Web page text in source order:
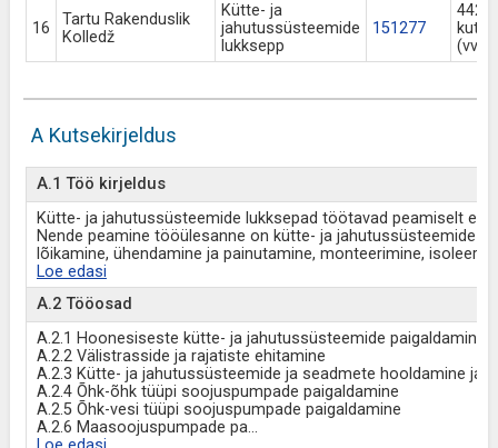
16
Tartu Rakenduslik
Kolledž
Kütte- ja
jahutussüsteemide
lukksepp
151277
442
(vv
A Kutsekirjeldus
A.1 Töö kirjeldus
Kütte- ja jahutussüsteemide lukksepad töötavad peamiselt
Nende peamine tööülesanne on kütte- ja jahutussüsteemide
lõikamine, ühendamine ja painutamine, monteerimine,
Loe edasi
A.2 Tööosad
A.2.1 Hoonesiseste kütte- ja jahutussüsteemide paigaldamine
A.2.2 Välistrasside ja rajatiste ehitamine
A.2.3 Kütte- ja jahutussüsteemide ja seadmete hooldamine ja
A.2.4 Õhk-õhk tüüpi soojuspumpade paigaldamine
A.2.5 Õhk-vesi tüüpi soojuspumpade paigaldamine
A.2.6 Maasoojuspumpade pa...